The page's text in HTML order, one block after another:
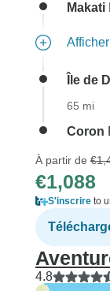
Makati
Île de
65 mi
Coron
À partir de
€1,088
S'inscrire to
4.8